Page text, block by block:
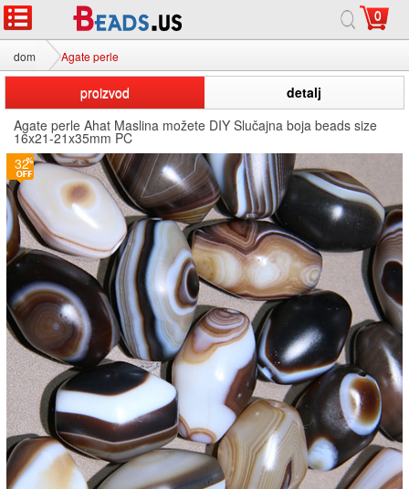
0
dom Agate perle
proizvod
detalj
Agate perle Ahat Maslina možete DIY Slučajna boja beads size
16x21-21x35mm PC
32